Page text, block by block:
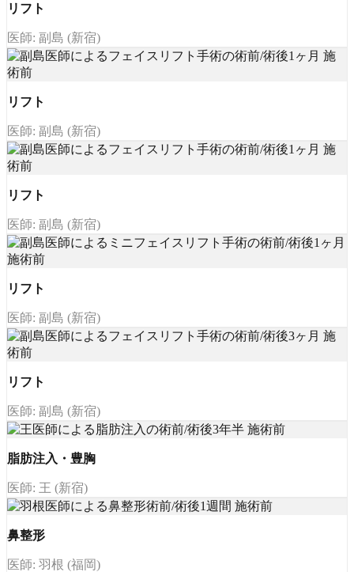
リフト
医師: 副島 (新宿)
リフト
医師: 副島 (新宿)
リフト
医師: 副島 (新宿)
リフト
医師: 副島 (新宿)
リフト
医師: 副島 (新宿)
脂肪注入・豊胸
医師: 王 (新宿)
鼻整形
医師: 羽根 (福岡)